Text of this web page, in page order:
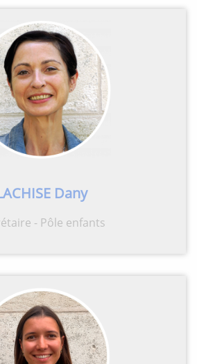
Dany
- Pôle enfants